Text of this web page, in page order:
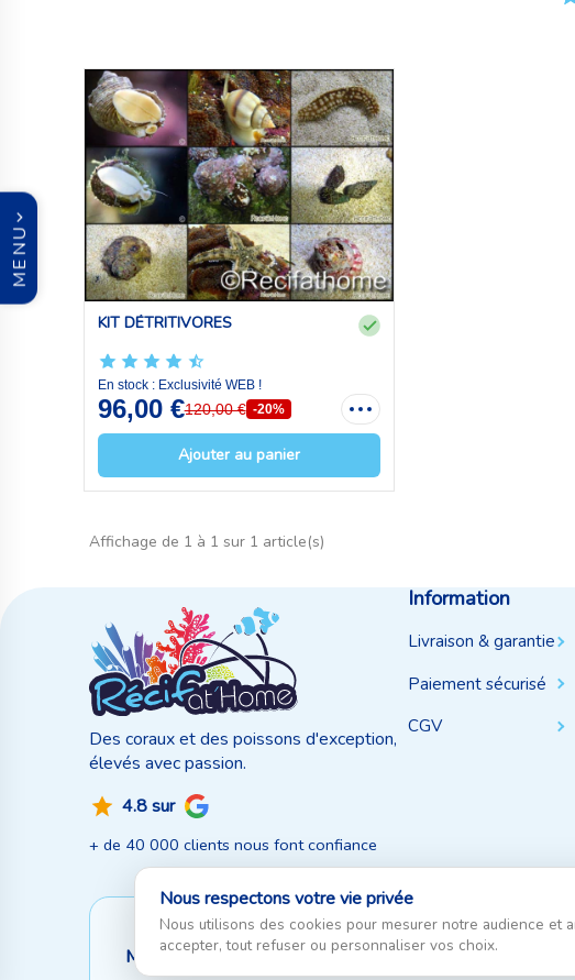
KIT DÉTRITIVORES
En stock : Exclusivité WEB !
96,00 €120,00 € -20%
Ajouter au panier
Affichage de 1 à 1 sur 1 article(s)
Des coraux et des poissons d'exception,
élevés avec passion.
4.8 sur
+ de 40 000 clients nous font confiance
Information
Livraison & garantie
Paiement sécurisé
CGV
Moyen de paiement
MENU
Nous respectons votre vie privée
Nous utilisons des cookies pour mesurer notre audience et
accepter, tout refuser ou personnaliser vos choix.